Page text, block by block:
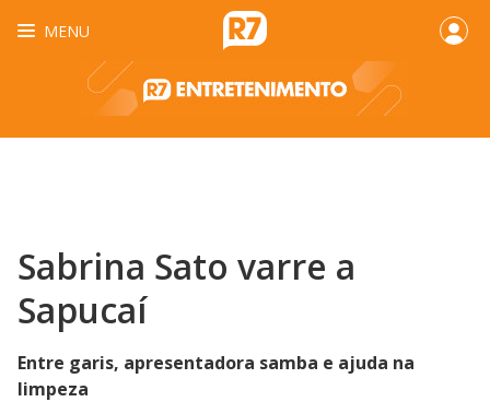
MENU
Sabrina Sato varre a
Sapucaí
Entre garis, apresentadora samba e ajuda na
limpeza